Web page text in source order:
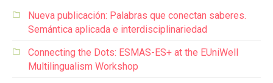
Nueva publicación: Palabras que conectan saberes.
Semántica aplicada e interdisciplinariedad
Connecting the Dots: ESMAS-ES+ at the EUniWell
Multilingualism Workshop